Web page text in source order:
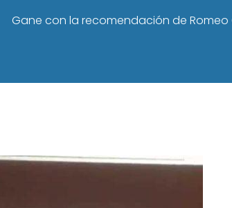
Gane con la recomendación de